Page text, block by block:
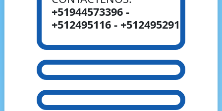
+51944573396 -
+512495116 - +512495291